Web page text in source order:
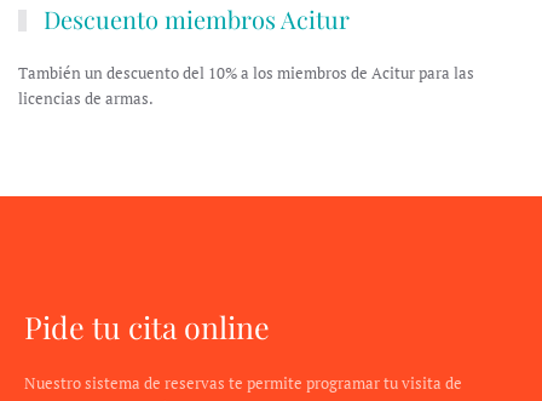
Descuento miembros Acitur
También un descuento del 10% a los miembros de Acitur para las
licencias de armas.
Pide tu cita online
Nuestro sistema de reservas te permite programar tu visita de